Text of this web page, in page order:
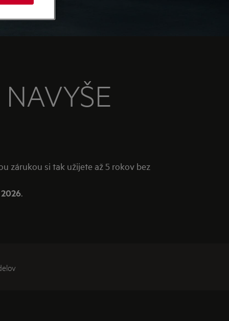
zárukou si tak užijete až 5 rokov bez
2026.